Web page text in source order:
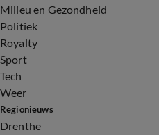
Milieu en Gezondheid
Politiek
Royalty
Sport
Tech
Weer
Regionieuws
Drenthe